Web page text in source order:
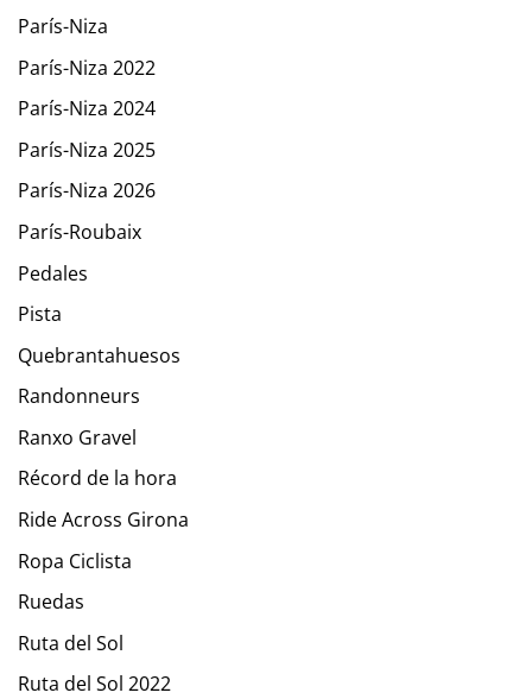
París-Niza
París-Niza 2022
París-Niza 2024
París-Niza 2025
París-Niza 2026
París-Roubaix
Pedales
Pista
Quebrantahuesos
Randonneurs
Ranxo Gravel
Récord de la hora
Ride Across Girona
Ropa Ciclista
Ruedas
Ruta del Sol
Ruta del Sol 2022